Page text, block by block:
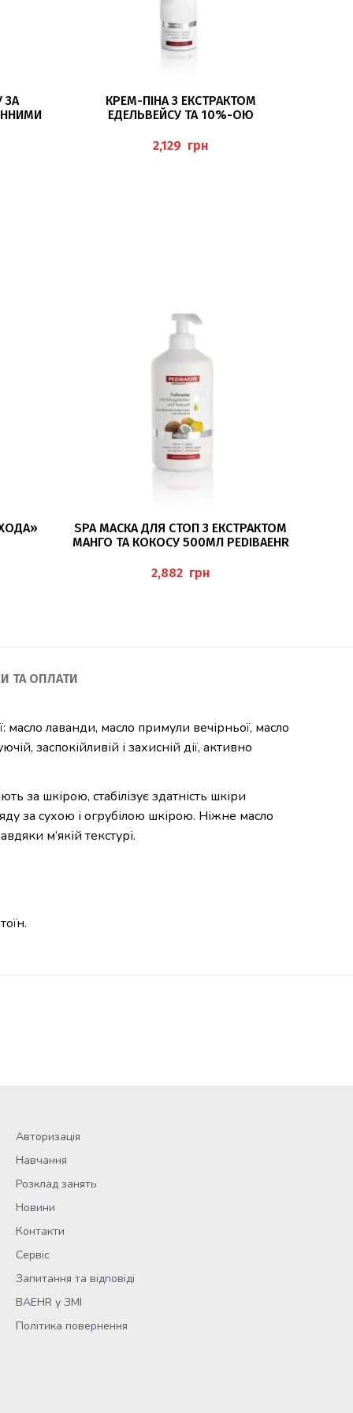
ЗА
ДОДАТИ В КОШИК
КРЕМ-ПІНА З ЕКСТРАКТОМ
ЕДЕЛЬВЕЙСУ ТА 10%-ОЮ
(CREMESCHAUM), PEDIBAEHR
грн
ДОДАТИ В КОШИК
SPA МАСКА ДЛЯ СТОП З ЕКСТРАКТОМ
МАНГО ТА КОКОСУ 500МЛ PEDIBAEHR
грн
ТА ОПЛАТИ
масло лаванди, масло примули вечірньої, масло
заспокійливій і захисній дії, активно
за шкірою, стабілізує здатність шкіри
за сухою і огрубілою шкірою. Ніжне масло
м’якій текстурі.
Авторизація
Навчання
Розклад занять
Новини
Контакти
Сервіс
Запитання та відповіді
BAEHR у ЗМІ
Політика повернення